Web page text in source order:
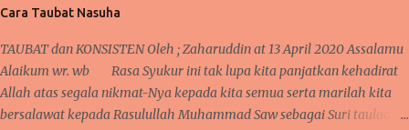
sebagian memilih yang hidup dan sebagian juga memilih yang imitasi
(hias tidak hidup). Masing masing memiliki alasan tersendiri dan ...
Cara Taubat Nasuha
TAUBAT dan KONSISTEN Oleh ; Zaharuddin at 13 April 2020 Assalamu
Alaikum wr. wb Rasa Syukur ini tak lupa kita panjatkan kehadirat
Allah atas segala nikmat-Nya kepada kita semua serta marilah kita
bersalawat kepada Rasulullah Muhammad Saw sebagai Suri tauladan